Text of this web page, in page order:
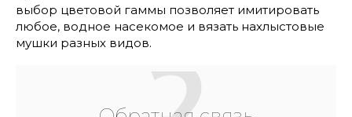
выбор цветовой гаммы позволяет имитировать
любое, водное насекомое и вязать нахлыстовые
мушки разных видов.